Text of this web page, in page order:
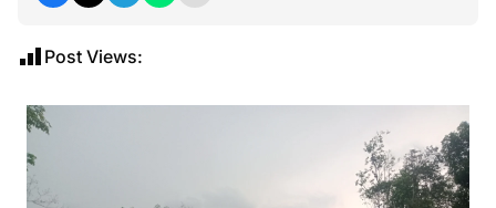
Post Views: